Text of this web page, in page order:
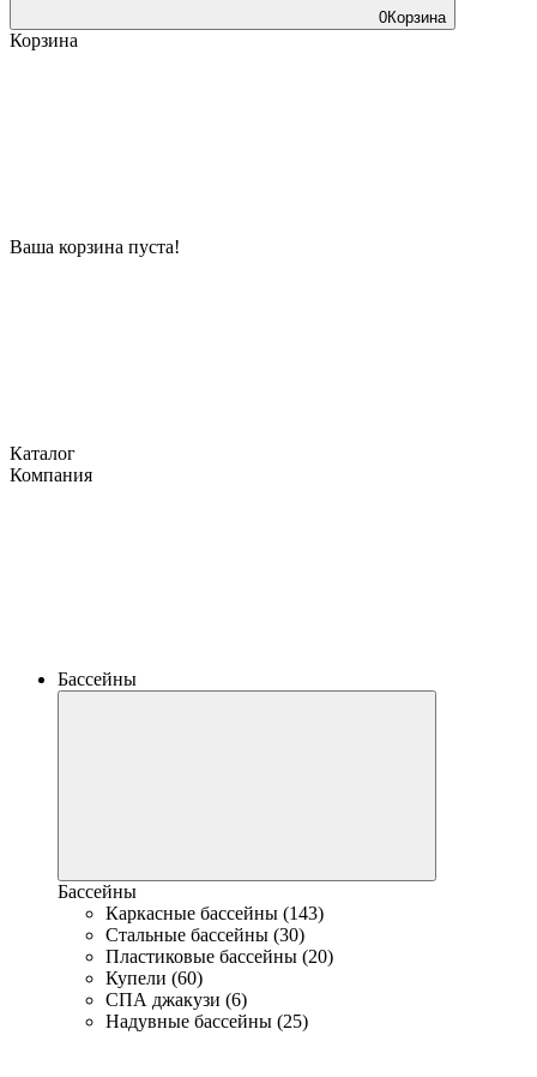
0Корзина
Корзина
Ваша корзина пуста!
Каталог
Компания
Бассейны
Бассейны
Каркасные бассейны (143)
Стальные бассейны (30)
Пластиковые бассейны (20)
Купели (60)
СПА джакузи (6)
Надувные бассейны (25)